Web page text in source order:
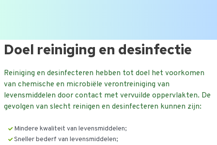
Ga
naar
inhoud
Doel reiniging en desinfectie
Reiniging en desinfecteren hebben tot doel het voorkomen
van chemische en microbiële verontreiniging van
levensmiddelen door contact met vervuilde oppervlakten. De
gevolgen van slecht reinigen en desinfecteren kunnen zijn:
Mindere kwaliteit van levensmiddelen;
Sneller bederf van levensmiddelen;